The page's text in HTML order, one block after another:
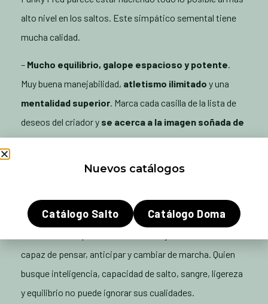
alto nivel en los saltos. Este simpático semental tiene
mucha calidad.
– Mucho equilibrio, galope espacioso y potente.
Muy buena manejabilidad, atletismo ilimitado y una
mentalidad superior. Marca cada casilla de la lista de
deseos del criador y se acerca a la imagen soñada de
un semental deportivo moderno.
Este semental atlético tiene mucha sangre, una técnica
excepcional.
capaz de pensar, anticipar y cambiar de marcha. Quien
busque inteligencia, capacidad de salto, sangre, ligereza
y equilibrio no puede ignorar sus cualidades.
Nuevos catálogos
Catálogo Salto Catálogo Doma